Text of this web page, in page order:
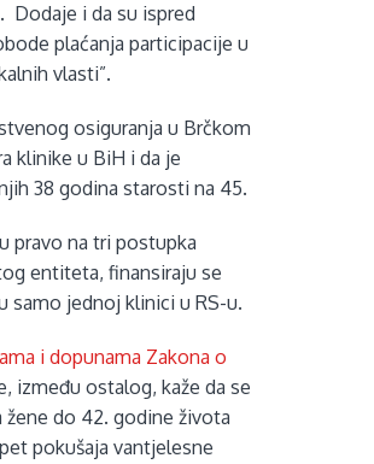
Dodaje i da su ispred
plaćanja participacije u
vlasti”.
osiguranja u Brčkom
klinike u BiH i da je
38 godina starosti na 45.
pravo na tri postupka
entiteta, finansiraju se
samo jednoj klinici u RS-u.
i dopunama Zakona o
između ostalog, kaže da se
žene do 42. godine života
pokušaja vantjelesne